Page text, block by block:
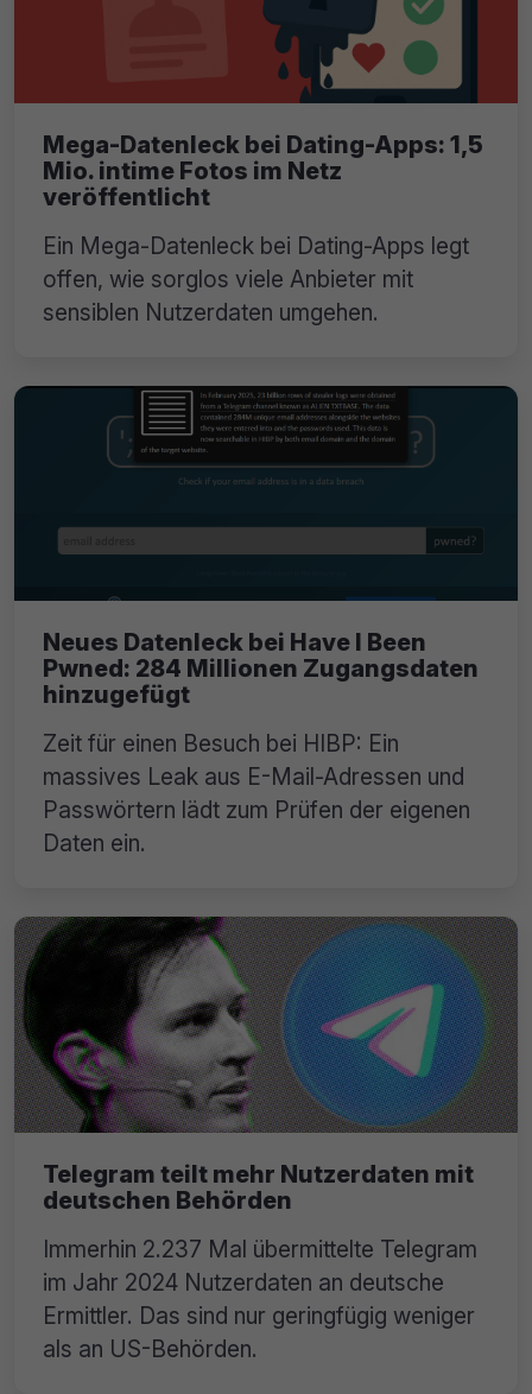
Mega-Datenleck bei Dating-Apps: 1,5
Mio. intime Fotos im Netz
veröffentlicht
Ein Mega-Datenleck bei Dating-Apps legt
offen, wie sorglos viele Anbieter mit
sensiblen Nutzerdaten umgehen.
Neues Datenleck bei Have I Been
Pwned: 284 Millionen Zugangsdaten
hinzugefügt
Zeit für einen Besuch bei HIBP: Ein
massives Leak aus E-Mail-Adressen und
Passwörtern lädt zum Prüfen der eigenen
Daten ein.
Telegram teilt mehr Nutzerdaten mit
deutschen Behörden
Immerhin 2.237 Mal übermittelte Telegram
im Jahr 2024 Nutzerdaten an deutsche
Ermittler. Das sind nur geringfügig weniger
als an US-Behörden.